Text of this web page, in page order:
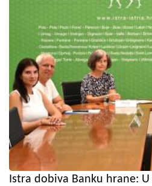
Istra dobiva Banku hrane: